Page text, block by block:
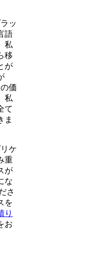
ッ
語
私
移
が
価
私
て
ま
ケ
重
が
な
さ
を
り
お